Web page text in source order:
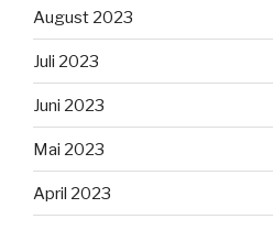
August 2023
Juli 2023
Juni 2023
Mai 2023
April 2023